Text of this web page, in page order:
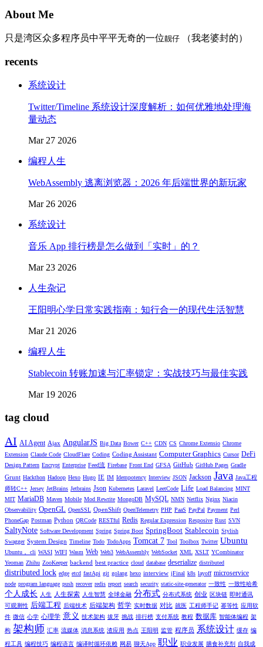
About Me
只是湾区众多程序员中平平无奇的一位靓仔 （我老婆封的）
recents
系统设计
Twitter/Timeline 系统设计深度解析：如何优雅地处理海
量动态
Mar 27 2026
编程人生
WebAssembly 逃离浏览器：2026 年后端世界的新玩家
Mar 26 2026
系统设计
音乐 App 排行榜是怎么做到「实时」的？
Mar 23 2026
人生杂记
王阳明心学日常实践指南：知行合一的现代生活智慧
Mar 21 2026
编程人生
Stablecoin 转账加速与汇率锁定：实战技巧与最佳实践
Mar 19 2026
tag cloud
AI AI Agent Ajax AngularJS Big Data Bower C++ CDN CS Chrome Extensio Chrome
Extension Claude Code CloudFlare Coding Coding Assistant Computer Graphics Cursor DeFi
Design Pattern Encrypt Enterprise Feed流 Firebase Front End GFSA GitHub GitHub Pages Gradle
Grunt Hackthon Hadoop Hexo Hugo IE IM Idempotency Interview JSON Jackson Java Java工程
师转C++ Jersey JetBrains Jetbrains Json Kubernetes Laravel LeetCode Life Load Balancing MINT
MIT MariaDB Maven Mobile Mod Rewrite MongoDB MySQL NMN Netflix Nginx Niacin
Observability OpenGL OpenSSL OpenShift OpenTelemetry PHP PaaS PayPal Payment Perl
PhoneGap Postman Python QRCode RESTful Redis Regular Expression Resposive Rust SVN
SaltyNote Software Development Spring Spring Boot SpringBoot Stablecoin Stylish
Swagger System Design Timeline Todo TodoApps Tomcat 7 Tool Toolbox Twitter Ubuntu
Ubuntu， cli WASI WIFI Wasm Web Web3 WebAssembly WebSocket XML XSLT YCombinator
Yeoman Zhihu ZooKeeper backend best practice cloud database deserialize distributed
distributed lock edge etcd fastApi git golang hexo interview jFinal k8s layoff microservice
node program language push recover redis report search security static-site-generator 一致性 一致性哈希
个人成长 人生 人生探索 人生智慧 全球金融 分布式 分布式系统 创业 区块链 即时通讯
可观测性 后端工程 后端技术 后端架构 哲学 实时数据 对比 就医 工程师手记 幂等性 应用软
件 微信 心学 心理学 意义 技术架构 拔牙 挑战 排行榜 支付系统 教程 数据库 智能体编程 架
构 架构师 汇率 流媒体 消息系统 渣应用 热点 王阳明 监管 程序员 系统设计 缓存 编
程工具 编程技巧 编程语言 编译时循环依赖 网易 聊天App 职业 职业发展 膳食补充剂
自我成